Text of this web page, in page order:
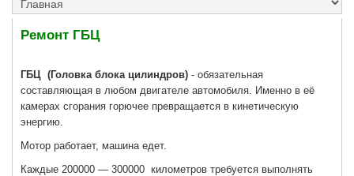
Ремонт ГБЦ
ГБЦ (Головка блока цилиндров) - обязательная
составляющая в любом двигателе автомобиля. Именно в её
камерах сгорания горючее превращается в кинетическую
энергию.
Мотор работает, машина едет.
Каждые 200000 — 300000 километров требуется выполнять